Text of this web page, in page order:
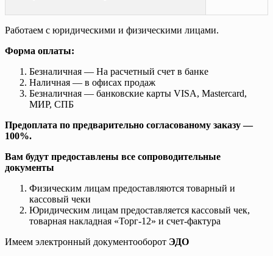
Работаем с юридическими и физическими лицами.
Форма оплаты:
Безналичная — На расчетный счет в банке
Наличная — в офисах продаж
Безналичная — банковские карты VISA, Mastercard,
МИР, СПБ
Предоплата по предварительно согласованому заказу —
100%.
Вам будут предоставлены все сопроводительные
документы
Физическим лицам предоставляются товарный и
кассовый чеки
Юридическим лицам предоставляется кассовый чек,
товарная накладная «Торг-12» и счет-фактура
Имеем электронный документооборот ЭДО